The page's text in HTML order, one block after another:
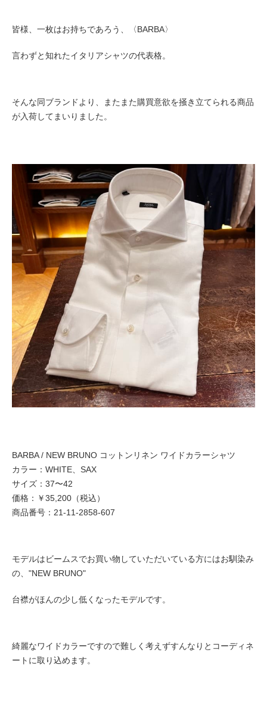
皆様、一枚はお持ちであろう、〈BARBA〉
言わずと知れたイタリアシャツの代表格。
そんな同ブランドより、またまた購買意欲を掻き立てられる商品
が入荷してまいりました。
BARBA / NEW BRUNO コットンリネン ワイドカラーシャツ
カラー：WHITE、SAX
サイズ：37〜42
価格：￥35,200（税込）
商品番号：21-11-2858-607
モデルはビームスでお買い物していただいている方にはお馴染み
の、"NEW BRUNO"
台襟がほんの少し低くなったモデルです。
綺麗なワイドカラーですので難しく考えずすんなりとコーディネ
ートに取り込めます。